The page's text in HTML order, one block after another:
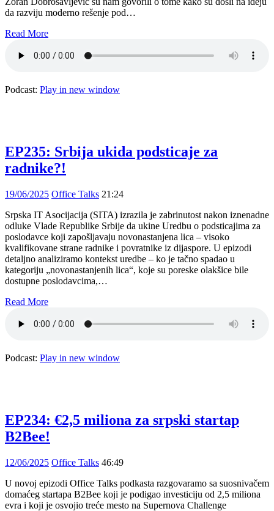
da razviju moderno rešenje pod…
Read More
Podcast: Play in new window
EP235: Srbija ukida podsticaje za
radnike?!
19/06/2025 Office Talks 21:24
Srpska IT Asocijacija (SITA) izrazila je zabrinutost nakon iznenadne
odluke Vlade Republike Srbije da ukine Uredbu o podsticajima za
poslodavce koji zapošljavaju novonastanjena lica – visoko
kvalifikovane strane radnike i povratnike iz dijaspore. U epizodi
detaljno analiziramo kontekst uredbe – ko je tačno spadao u
kategoriju „novonastanjenih lica“, koje su poreske olakšice bile
dostupne poslodavcima,…
Read More
Podcast: Play in new window
EP234: €2,5 miliona za srpski startap
B2Bee!
12/06/2025 Office Talks 46:49
U novoj epizodi Office Talks podkasta razgovaramo sa suosnivačem
domaćeg startapa B2Bee koji je podigao investiciju od 2,5 miliona
evra i koji je osvojio treće mesto na Supernova Challenge